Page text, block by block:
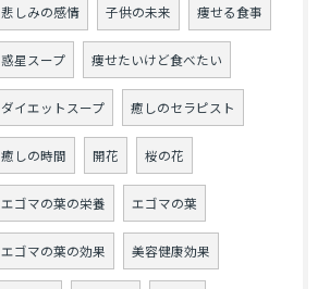
悲しみの感情 子供の未来 痩せる食事
惑星スープ 痩せたいけど食べたい
ダイエットスープ 癒しのセラピスト
癒しの時間 開花 桜の花
エゴマの葉の栄養 エゴマの葉
エゴマの葉の効果 美容健康効果